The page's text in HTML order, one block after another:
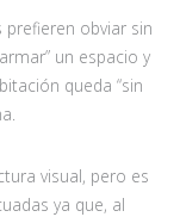
obviar sin
un espacio y
queda “sin
visual, pero es
ya que, al